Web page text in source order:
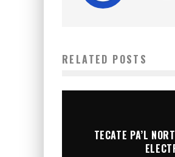
RELATED POSTS
TECATE PA’L